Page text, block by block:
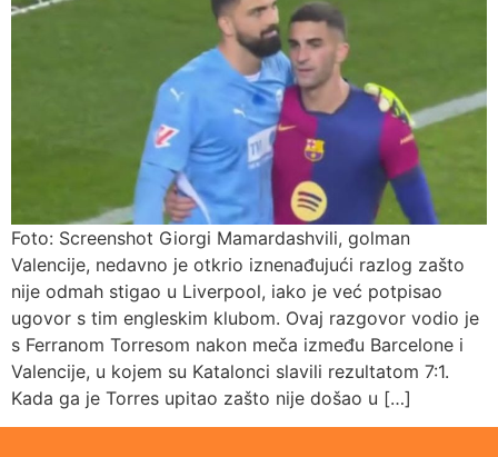
Foto: Screenshot Giorgi Mamardashvili, golman
Valencije, nedavno je otkrio iznenađujući razlog zašto
nije odmah stigao u Liverpool, iako je već potpisao
ugovor s tim engleskim klubom. Ovaj razgovor vodio je
s Ferranom Torresom nakon meča između Barcelone i
Valencije, u kojem su Katalonci slavili rezultatom 7:1.
Kada ga je Torres upitao zašto nije došao u […]